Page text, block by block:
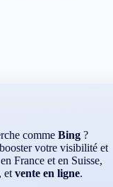
comme Bing ?
votre visibilité et
France et en Suisse,
, et vente en ligne.